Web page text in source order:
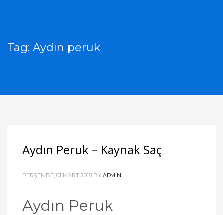
Tag: Aydın peruk
Aydın Peruk – Kaynak Saç
PERŞEMBE, 01 MART 2018 BY ADMIN
Aydın Peruk